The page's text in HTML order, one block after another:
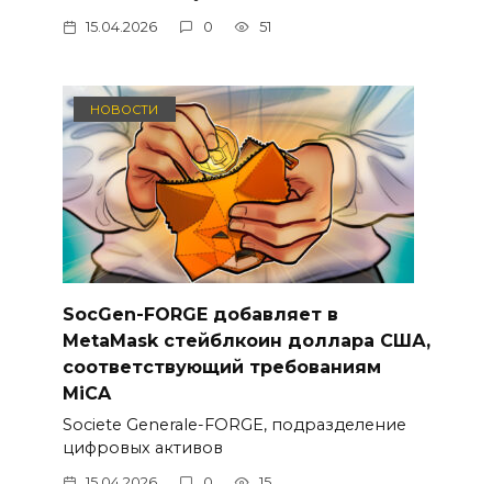
15.04.2026 0 51
НОВОСТИ
SocGen-FORGE добавляет в
MetaMask стейблкоин доллара США,
соответствующий требованиям
MiCA
Societe Generale-FORGE, подразделение
цифровых активов